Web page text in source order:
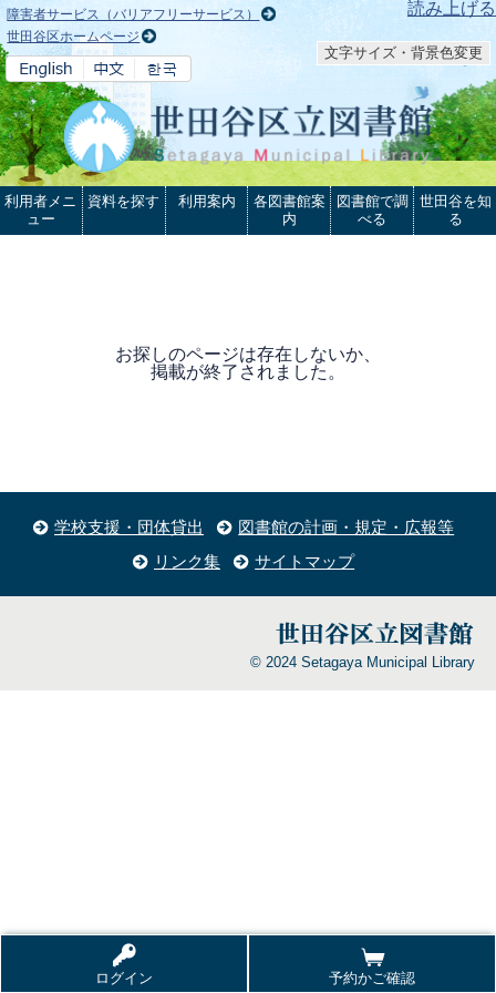
本文へ 読み上げる
障害者サービス（バリアフリーサービス）
世田谷区ホームページ
文字サイズ・背景色変更
ログイン 予約かご確認
利用者メニ
ュー
資料を探す 利用案内
各図書館案
内
図書館で調
べる
世田谷を知
る
お探しのページは存在しないか、
掲載が終了されました。
学校支援・団体貸出
図書館の計画・規定・広報等
リンク集
サイトマップ
© 2024 Setagaya Municipal Library